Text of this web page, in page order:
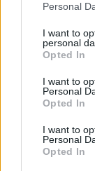
Personal
I want to
personal
Opted In
I want to
Personal
Opted In
I want to
Personal
Opted In
tartozik,
Az előfizetés
kötéslistái